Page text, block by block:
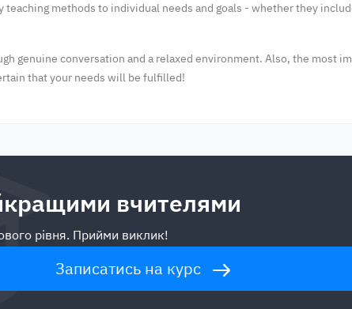
methods to individual needs and goals - whether they
genuine conversation and a relaxed environment. Also, the most
that your needs will be fulfilled!
вчителями
рівня. Прийми виклик!
Записатись на курс